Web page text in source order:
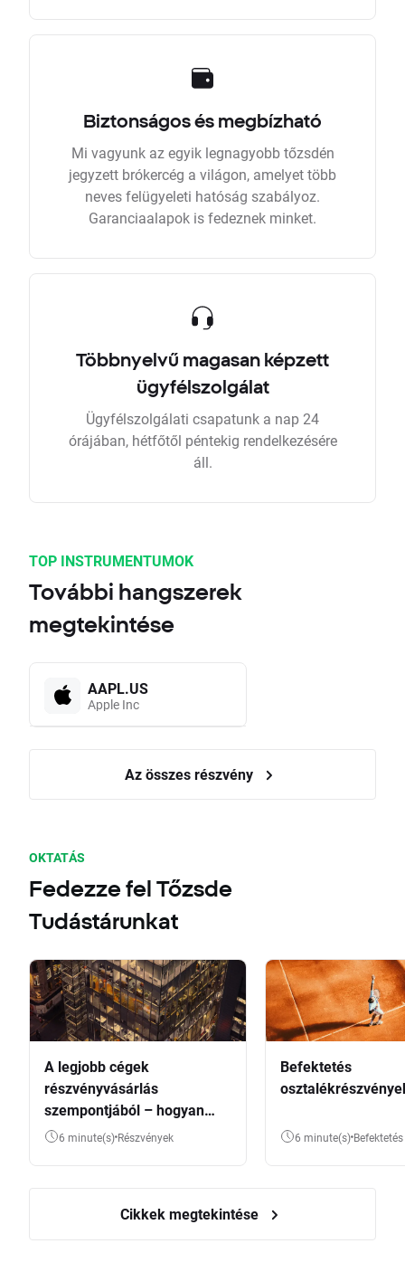
Biztonságos és megbízható
Mi vagyunk az egyik legnagyobb tőzsdén
jegyzett brókercég a világon, amelyet több
neves felügyeleti hatóság szabályoz.
Garanciaalapok is fedeznek minket.
Többnyelvű magasan képzett
ügyfélszolgálat
Ügyfélszolgálati csapatunk a nap 24
órájában, hétfőtől péntekig rendelkezésére
áll.
TOP INSTRUMENTUMOK
További hangszerek
megtekintése
AAPL.US
Apple Inc
Az összes részvény
OKTATÁS
Fedezze fel Tőzsde
Tudástárunkat
A legjobb cégek
részvényvásárlás
szempontjából – hogyan
válasszunk?
6 minute(s) Részvények
Befektetés
6 minute(s) Befektetés
Cikkek megtekintése